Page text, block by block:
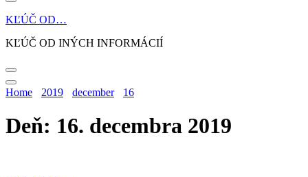
KĽÚČ OD…
KĽÚČ OD INÝCH INFORMÁCIÍ
Home 2019 december 16
Deň: 16. decembra 2019